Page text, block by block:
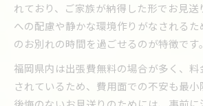
れており、ご家族が納得した形でお見送
への配慮や静かな環境作りがなされる
のお別れの時間を過ごせるのが特徴です。
福岡県内は出張費無料の場合が多く、
されているため、費用面での不安も最小